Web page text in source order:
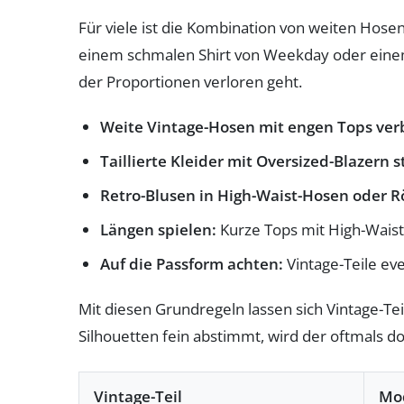
Für viele ist die Kombination von weiten
einem schmalen Shirt von Weekday oder
der Proportionen verloren geht.
Weite Vintage-Hosen mit engen Tops
Taillierte Kleider mit Oversized-Blazern
Retro-Blusen in High-Waist-Hosen oder
Längen spielen: Kurze Tops mit High-
Auf die Passform achten: Vintage-Teile
Mit diesen Grundregeln lassen sich Vintage-
Silhouetten fein abstimmt, wird der oftmals
Vintage-Teil